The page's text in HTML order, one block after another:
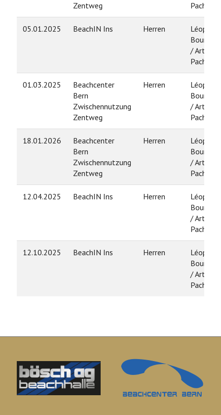
Zentweg
Pache
05.01.2025 BeachIN Ins Herren
Léopold
Bourdon
/ Arthur
Pache
01.03.2025
Beachcenter
Bern
Zwischennutzung
Zentweg
Herren
Léopold
Bourdon
/ Arthur
Pache
18.01.2026
Beachcenter
Bern
Zwischennutzung
Zentweg
Herren
Léopold
Bourdon
/ Arthur
Pache
12.04.2025 BeachIN Ins Herren
Léopold
Bourdon
/ Arthur
Pache
12.10.2025 BeachIN Ins Herren
Léopold
Bourdon
/ Arthur
Pache